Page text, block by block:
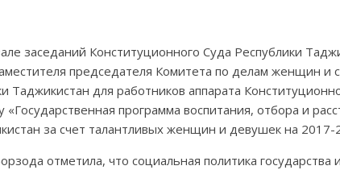
заседаний Конституционного Суда Республики
председателя Комитета по делам женщин и
Таджикистан для работников аппарата
программа воспитания, отбора и
за счет талантливых женщин и девушек на 2017-
отметила, что социальная политика государства